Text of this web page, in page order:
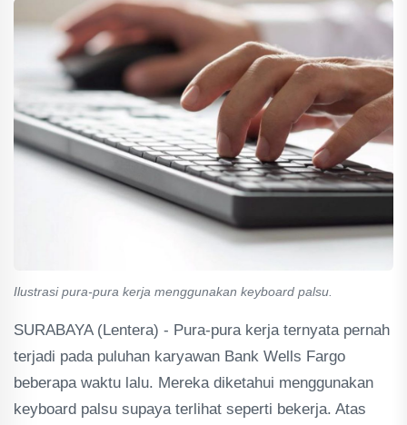
Ilustrasi pura-pura kerja menggunakan keyboard palsu.
SURABAYA (Lentera) - Pura-pura kerja ternyata pernah
terjadi pada puluhan karyawan Bank Wells Fargo
beberapa waktu lalu. Mereka diketahui menggunakan
keyboard palsu supaya terlihat seperti bekerja. Atas